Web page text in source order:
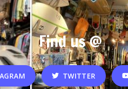
Find us @
TWITTER